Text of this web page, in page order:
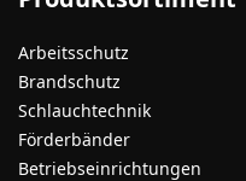
Arbeitsschutz
Brandschutz
Schlauchtechnik
Förderbänder
Betriebseinrichtungen